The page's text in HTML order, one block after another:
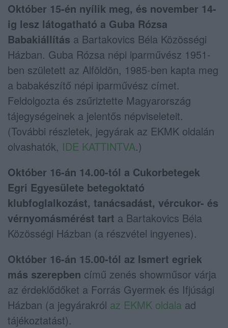
Október 15-én nyílik meg, és november 14-
ig lesz látogatható a Guba Rózsa
Babakiállítás a Bartakovics Béla Közösségi
Házban. Guba Rózsa népi iparművész 1951-
ben született az Alföldön, 1985-ben kapta meg
a babakészítő népi iparművész címet.
Feldolgozta és zsűriztette Magyarország
tájegységeinek a jelentős népviseleteit.
(További részletek, jegyárak az EKMK oldalán
olvashatók, IDE KATTINTVA.)
Október 16-án 14.00-tól a Cukorbetegek
Egri Egyesülete betegoktató
klubfoglalkozást, tanácsadást, vércukor- és
vérnyomásmérést tart a Bartakovics Béla
Közösségi Házban (a részvétel ingyenes).
Október 16-án 15.00-tól az Ismert egriek
más szerepben című zenés showműsor várja
az érdeklődőket a Forrás Gyermek és Ifjúsági
Házban (a jegyárakról az EKMK oldala ad
tájékoztatást).